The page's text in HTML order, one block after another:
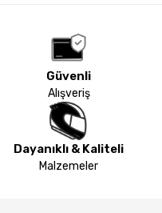
Güvenli
Alışveriş
Dayanıklı & Kaliteli
Malzemeler